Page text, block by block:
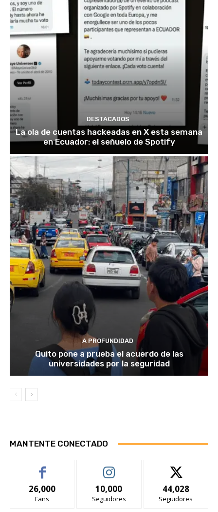
DESTACADOS
La ola de cuentas hackeadas en X esta semana
en Ecuador: el señuelo de Spotify
A PROFUNDIDAD
Quito pone a prueba el acuerdo de las
universidades por la seguridad
MANTENTE CONECTADO
26,000
Fans
10,000
Seguidores
44,028
Seguidores